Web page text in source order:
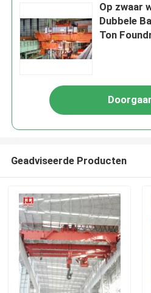
Op zwaar
Dubbele
Ton
Geadviseerde Producten